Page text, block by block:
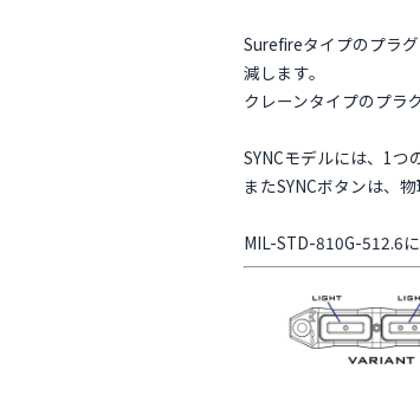
Surefireタイプのプラ
減します。
クレーンタイプのプラ
SYNCモデルには、1つ
またSYNCボタンは、
MIL-STD-810G-512.6